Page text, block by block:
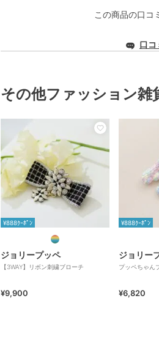
この商品の口コ
口コ
その他ファッション雑
¥888ｸｰﾎﾟﾝ
ジョリープッペ
【3WAY】リボン刺繍ブローチ
¥9,900
¥888ｸｰﾎﾟﾝ
ジョリー
プッペちゃん
¥6,820